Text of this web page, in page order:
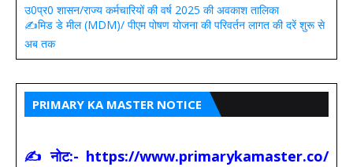
उ0प्र0 शासन/राज्य कर्मचारियों की वर्ष 2025 की अवकाश तालिका
✍️मिड डे मील (MDM)/ पीएम पोषण योजना की परिवर्तन लागत की दरें शुरू से
अब तक
PRIMARY KA MASTER NOTICE
✍ नोट:- https://www.primarykamaster.co/